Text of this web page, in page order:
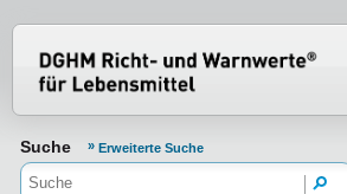
Suche Erweiterte Suche